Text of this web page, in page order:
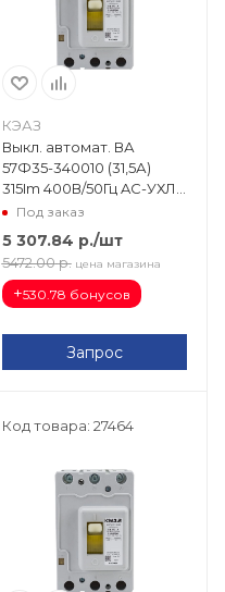
КЭАЗ
Выкл. автомат. ВА
57Ф35-340010 (31,5А)
315Im 400В/50Гц AC-УХЛ3
151418
Под заказ
5 307.84 р./шт
5472.00 р. цена магазина
+530.78 бонусов
Запрос
Код товара: 27464